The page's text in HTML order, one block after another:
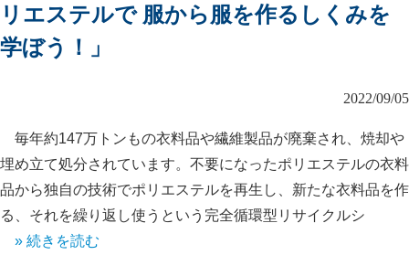
リエステルで 服から服を作るしくみを
学ぼう！」
2022/09/05
毎年約147万トンもの衣料品や繊維製品が廃棄され、焼却や
埋め立て処分されています。不要になったポリエステルの衣料
品から独自の技術でポリエステルを再生し、新たな衣料品を作
る、それを繰り返し使うという完全循環型リサイクルシ
» 続きを読む